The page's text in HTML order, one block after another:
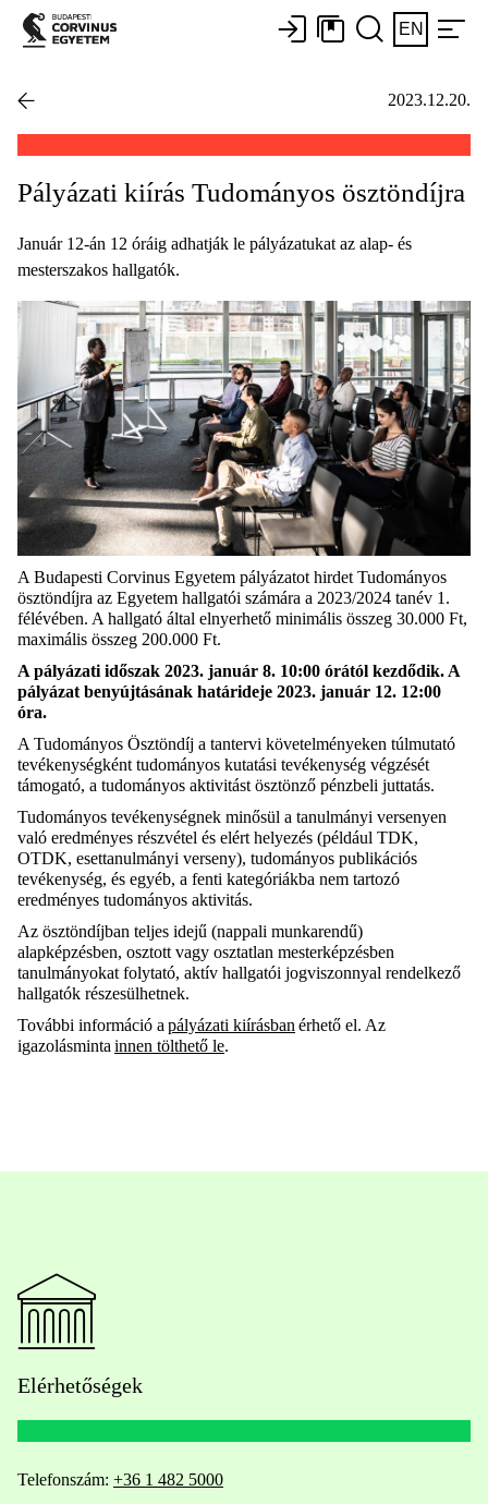
EN
2023.12.20.
Pályázati kiírás Tudományos ösztöndíjra
Január 12-án 12 óráig adhatják le pályázatukat az alap- és
mesterszakos hallgatók.
A Budapesti Corvinus Egyetem pályázatot hirdet Tudományos
ösztöndíjra az Egyetem hallgatói számára a 2023/2024 tanév 1.
félévében. A hallgató által elnyerhető minimális összeg 30.000 Ft,
maximális összeg 200.000 Ft.
A pályázati időszak 2023. január 8. 10:00 órától kezdődik. A
pályázat benyújtásának határideje 2023. január 12. 12:00
óra.
A Tudományos Ösztöndíj a tantervi követelményeken túlmutató
tevékenységként tudományos kutatási tevékenység végzését
támogató, a tudományos aktivitást ösztönző pénzbeli juttatás.
Tudományos tevékenységnek minősül a tanulmányi versenyen
való eredményes részvétel és elért helyezés (például TDK,
OTDK, esettanulmányi verseny), tudományos publikációs
tevékenység, és egyéb, a fenti kategóriákba nem tartozó
eredményes tudományos aktivitás.
Az ösztöndíjban teljes idejű (nappali munkarendű)
alapképzésben, osztott vagy osztatlan mesterképzésben
tanulmányokat folytató, aktív hallgatói jogviszonnyal rendelkező
hallgatók részesülhetnek.
További információ a pályázati kiírásban érhető el. Az
igazolásminta innen tölthető le.
Elérhetőségek
Telefonszám: +36 1 482 5000